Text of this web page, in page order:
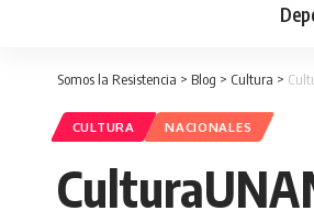
Somos la Resistencia > Blog > Cultura >
CULTURA NACIONALES